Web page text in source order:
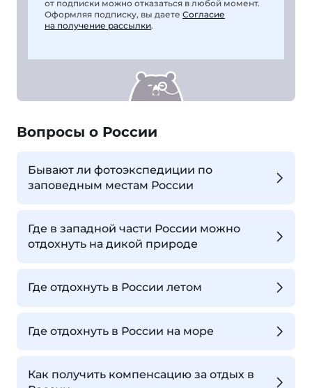
от подписки можно отказаться в любой момент.
Оформляя подписку, вы даете Согласие
на получение рассылки.
Вопросы о России
Бывают ли фотоэкспедиции по
заповедным местам России
Где в западной части России можно
отдохнуть на дикой природе
Где отдохнуть в России летом
Где отдохнуть в России на море
Как получить компенсацию за отдых в